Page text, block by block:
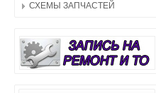
СХЕМЫ ЗАПЧАСТЕЙ